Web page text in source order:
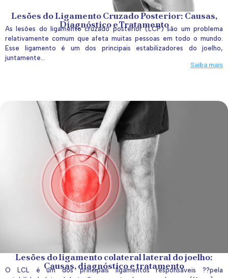
Lesões do Ligamento Cruzado Posterior: Causas,
Diagnóstico e Tratamento
As lesões do ligamento cruzado posterior (LCP) são um problema
relativamente comum que afeta muitas pessoas em todo o mundo.
Esse ligamento é um dos principais estabilizadores do joelho,
juntamente...
Saiba mais
Lesões do ligamento colateral lateral do joelho:
Causas, diagnóstico e tratamento
O LCL é um dos principais ligamentos responsáveis ??pela